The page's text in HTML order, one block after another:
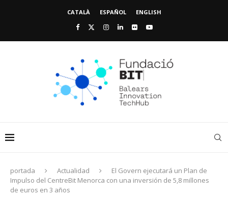
CATALÀ ESPAÑOL ENGLISH
portada Actualidad
El Govern ejecutará un Plan de
Impulso del CentreBit Menorca con una inversión de 5,8 millones
de euros en 3 años